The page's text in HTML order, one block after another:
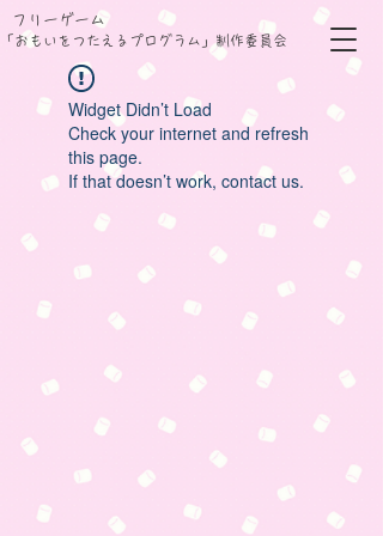
「おもいをつたえるプログラム」制作委員会
フリーゲーム
Widget Didn’t Load
Check your internet and refresh
this page.
If that doesn’t work, contact us.